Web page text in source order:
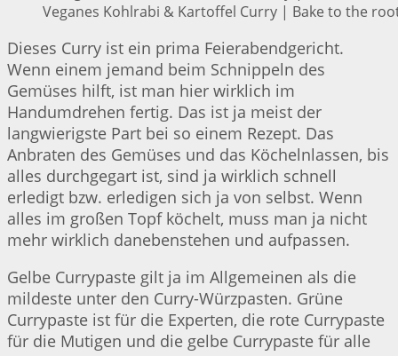
Veganes Kohlrabi & Kartoffel Curry | Bake to the
Dieses Curry ist ein prima Feierabendgericht.
Wenn einem jemand beim Schnippeln des
Gemüses hilft, ist man hier wirklich im
Handumdrehen fertig. Das ist ja meist der
langwierigste Part bei so einem Rezept. Das
Anbraten des Gemüses und das Köchelnlassen, bis
alles durchgegart ist, sind ja wirklich schnell
erledigt bzw. erledigen sich ja von selbst. Wenn
alles im großen Topf köchelt, muss man ja nicht
mehr wirklich danebenstehen und aufpassen.
Gelbe Currypaste gilt ja im Allgemeinen als die
mildeste unter den Curry-Würzpasten. Grüne
Currypaste ist für die Experten, die rote Currypaste
für die Mutigen und die gelbe Currypaste für alle